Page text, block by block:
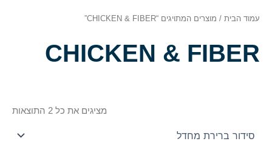
עמוד הבית / מוצרים המתויגים “CHICKEN & FIBER”
CHICKEN & FIBER
מציגים את כל ⁦2⁩ התוצאות